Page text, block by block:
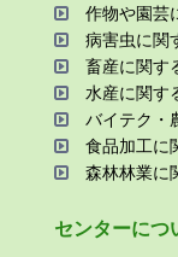
作物や園芸
病害⾍に関
畜産に関す
⽔産に関す
バイテク・
⾷品加⼯に
森林林業に
センターにつ